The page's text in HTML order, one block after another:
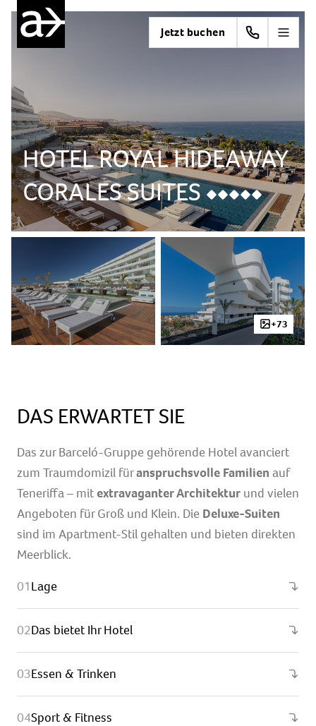
Jetzt buchen
HOTEL ROYAL HIDEAWAY
CORALES SUITES
+73
DAS ERWARTET SIE
Das zur Barceló-Gruppe gehörende Hotel avanciert
zum Traumdomizil füranspruchsvolle Familien auf
Teneriffa – mitextravaganter Architektur und vielen
Angeboten für Groß und Klein. Die Deluxe-Suiten
sind im Apartment-Stil gehalten und bieten direkten
Meerblick.
Lage
Das bietet Ihr Hotel
Essen & Trinken
Sport & Fitness